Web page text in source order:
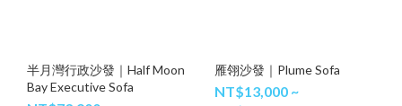
半月灣行政沙發｜Half Moon
Bay Executive Sofa
雁翎沙發｜Plume Sofa
NT$13,000 ~